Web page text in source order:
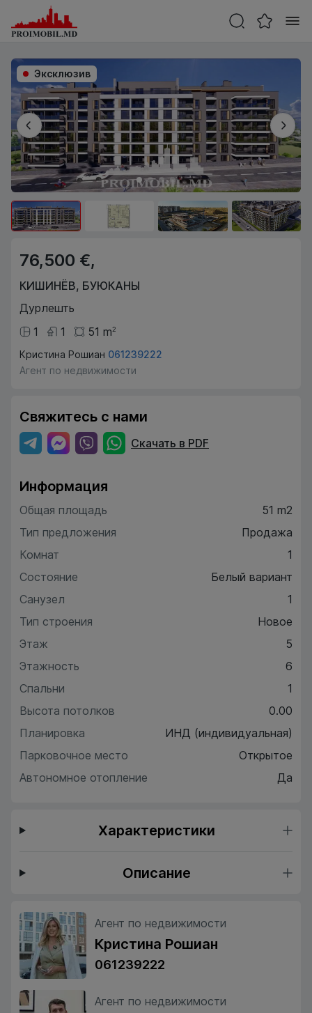
Эксклюзив
76,500 €,
КИШИНЁВ, БУЮКАНЫ
Дурлешть
1
1 51 m2
Кристина Рошиан 061239222
Агент по недвижимости
Свяжитесь с нами
Скачать в PDF
Информация
Общая площадь
51 m2
Тип предложения
Продажа
Комнат
1
Состояние
Белый вариант
Санузел
1
Тип строения
Новое
Этаж
5
Этажность
6
Спальни
1
Высота потолков
0.00
Планировка
ИНД (индивидуальная)
Парковочное место
Открытое
Автономное отопление
Да
Характеристики
Описание
Агент по недвижимости
Кристина Рошиан
061239222
Агент по недвижимости